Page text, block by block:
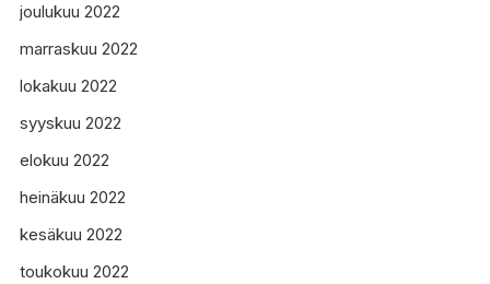
joulukuu 2022
marraskuu 2022
lokakuu 2022
syyskuu 2022
elokuu 2022
heinäkuu 2022
kesäkuu 2022
toukokuu 2022